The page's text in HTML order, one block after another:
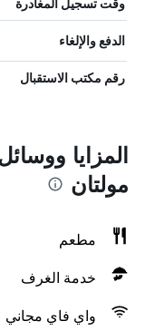
وقت تسجيل المغادرة
الدفع والإلغاء
رقم مكتب الاستقبال
المزايا
مولتان
مطعم
خدمة الغرف
واي فاي مجاني